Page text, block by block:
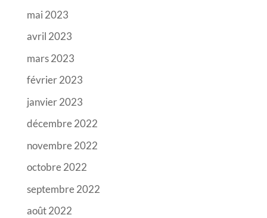
mai 2023
avril 2023
mars 2023
février 2023
janvier 2023
décembre 2022
novembre 2022
octobre 2022
septembre 2022
août 2022